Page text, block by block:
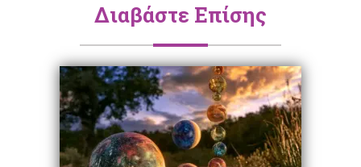
Διαβάστε Επίσης